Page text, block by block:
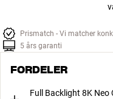
Prismatch - Vi matcher
5 års garanti
FORDELER
Full Backlight 8K